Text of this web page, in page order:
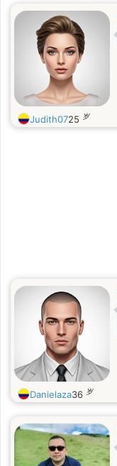
Judith0725 岁
Danielaza36 岁